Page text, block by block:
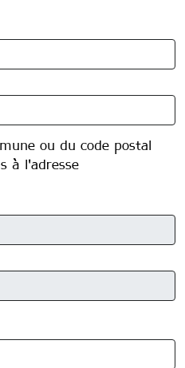
ou du code postal
à l'adresse